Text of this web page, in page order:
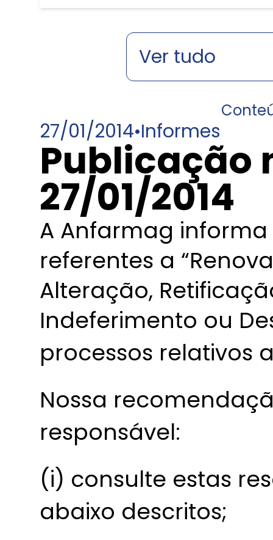
27/01/2014•Informes
Publicação
27/01/2014
A Anfarmag
referentes a
Alteração,
Indeferimento ou
processos relativos a
Nossa
responsável:
(i) consulte estas
abaixo descritos;